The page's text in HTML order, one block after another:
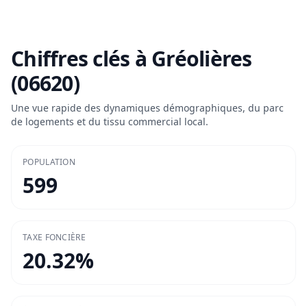
Chiffres clés à Gréolières
(06620)
Une vue rapide des dynamiques démographiques, du parc
de logements et du tissu commercial local.
POPULATION
599
TAXE FONCIÈRE
20.32%